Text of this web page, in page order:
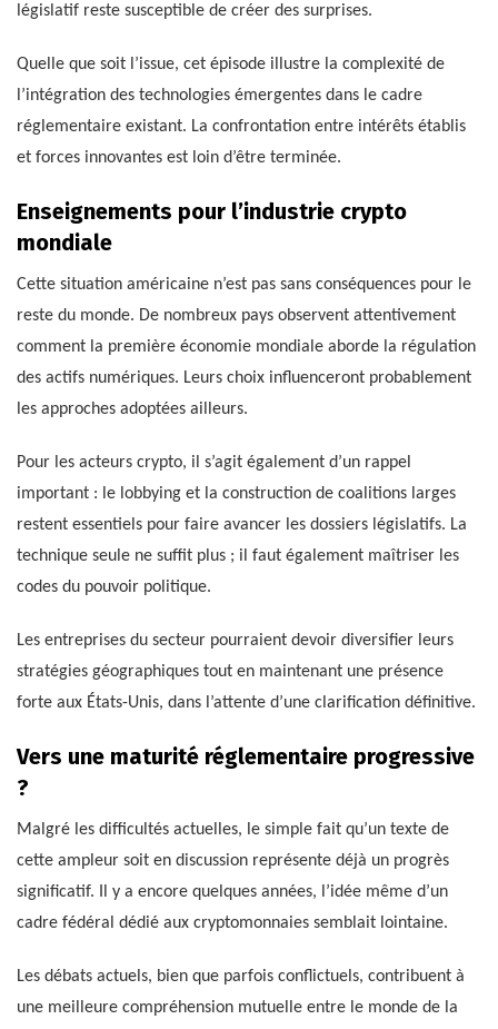
législatif reste susceptible de créer des surprises.
Quelle que soit l’issue, cet épisode illustre la complexité de
l’intégration des technologies émergentes dans le cadre
réglementaire existant. La confrontation entre intérêts établis
et forces innovantes est loin d’être terminée.
Enseignements pour l’industrie crypto
mondiale
Cette situation américaine n’est pas sans conséquences pour le
reste du monde. De nombreux pays observent attentivement
comment la première économie mondiale aborde la régulation
des actifs numériques. Leurs choix influenceront probablement
les approches adoptées ailleurs.
Pour les acteurs crypto, il s’agit également d’un rappel
important : le lobbying et la construction de coalitions larges
restent essentiels pour faire avancer les dossiers législatifs. La
technique seule ne suffit plus ; il faut également maîtriser les
codes du pouvoir politique.
Les entreprises du secteur pourraient devoir diversifier leurs
stratégies géographiques tout en maintenant une présence
forte aux États-Unis, dans l’attente d’une clarification définitive.
Vers une maturité réglementaire progressive
?
Malgré les difficultés actuelles, le simple fait qu’un texte de
cette ampleur soit en discussion représente déjà un progrès
significatif. Il y a encore quelques années, l’idée même d’un
cadre fédéral dédié aux cryptomonnaies semblait lointaine.
Les débats actuels, bien que parfois conflictuels, contribuent à
une meilleure compréhension mutuelle entre le monde de la